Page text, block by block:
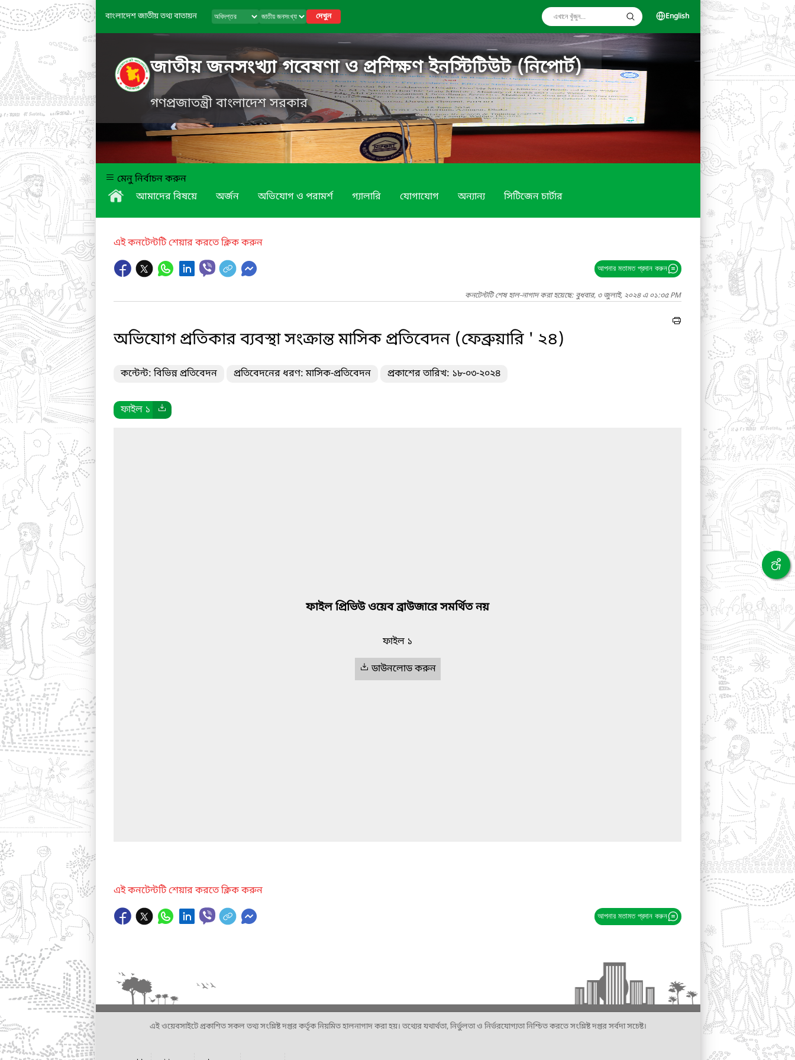
বাংলাদেশ জাতীয় তথ্য বাতায়ন দেখুন English
জাতীয় জনসংখ্যা গবেষণা ও প্রশিক্ষণ ইনস্টিটিউট (নিপোর্ট)
গণপ্রজাতন্ত্রী বাংলাদেশ সরকার
মেনু নির্বাচন করুন
আমাদের বিষয়ে
অর্জন অভিযোগ ও পরামর্শ গ্যালারি যোগাযোগ অন্যান্য সিটিজেন চার্টার
এই কনটেন্টটি শেয়ার করতে ক্লিক করুন
আপনার মতামত প্রদান করুন
কনটেন্টটি শেষ হাল-নাগাদ করা হয়েছে: বুধবার, ৩ জুলাই, ২০২৪ এ ০১:৩৫ PM
অভিযোগ প্রতিকার ব্যবস্থা সংক্রান্ত মাসিক প্রতিবেদন (ফেব্রুয়ারি ' ২৪)
কন্টেন্ট: বিভিন্ন প্রতিবেদন প্রতিবেদনের ধরণ: মাসিক-প্রতিবেদন প্রকাশের তারিখ: ১৮-০৩-২০২৪
ফাইল ১
ফাইল প্রিভিউ ওয়েব ব্রাউজারে সমর্থিত নয়
ফাইল ১
ডাউনলোড করুন
এই কনটেন্টটি শেয়ার করতে ক্লিক করুন
আপনার মতামত প্রদান করুন
এই ওয়েবসাইটে প্রকাশিত সকল তথ্য সংশ্লিষ্ট দপ্তর কর্তৃক নিয়মিত হালনাগাদ করা হয়। তথ্যের যথার্থতা, নির্ভুলতা ও নির্ভরযোগ্যতা নিশ্চিত করতে সংশ্লিষ্ট দপ্তর সর্বদা সচেষ্ট।